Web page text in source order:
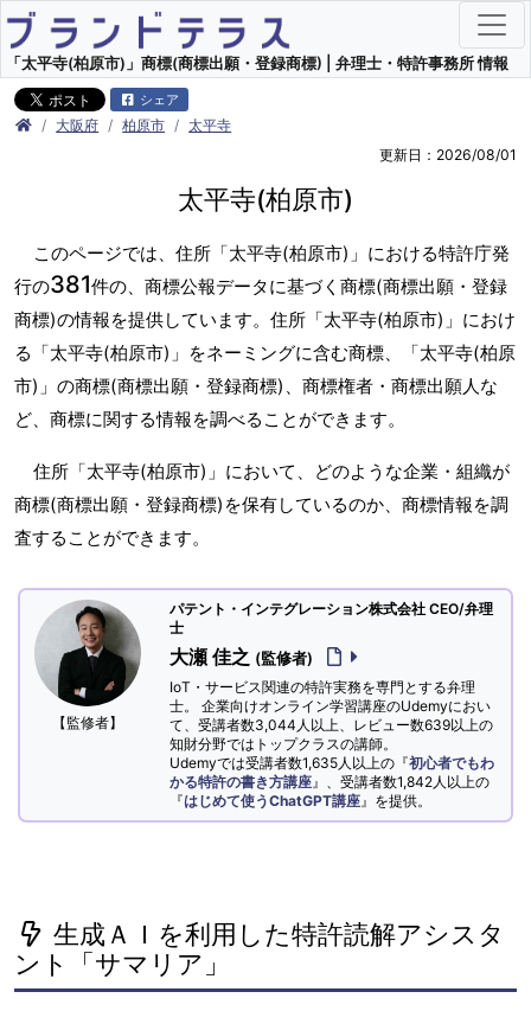
「太平寺(柏原市)」商標(商標出願・登録商標) | 弁理士・特許事務所 情報
シェア
大阪府 柏原市
太平寺
更新日：2026/08/01
太平寺(柏原市)
このページでは、住所「太平寺(柏原市)」における特許庁発
行の381件の、商標公報データに基づく商標(商標出願・登録
商標)の情報を提供しています。住所「太平寺(柏原市)」におけ
る「太平寺(柏原市)」をネーミングに含む商標、「太平寺(柏原
市)」の商標(商標出願・登録商標)、商標権者・商標出願人な
ど、商標に関する情報を調べることができます。
住所「太平寺(柏原市)」において、どのような企業・組織が
商標(商標出願・登録商標)を保有しているのか、商標情報を調
査することができます。
【監修者】
パテント・インテグレーション株式会社 CEO/弁理
士
大瀬 佳之 (監修者)
IoT・サービス関連の特許実務を専門とする弁理
士。 企業向けオンライン学習講座のUdemyにおい
て、受講者数3,044人以上、レビュー数639以上の
知財分野ではトップクラスの講師。
Udemyでは受講者数1,635人以上の『初心者でもわ
かる特許の書き方講座 』、受講者数1,842人以上の
『はじめて使うChatGPT講座 』を提供。
生成ＡＩを利用した特許読解アシスタ
ント「サマリア」